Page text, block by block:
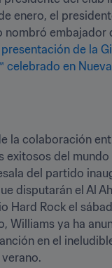
enero, el
nombró embajador
de la
celebrado en
la colaboración
exitosos del mundo
del partido
disputarán el Al
Hard Rock el
Williams ya ha
en el